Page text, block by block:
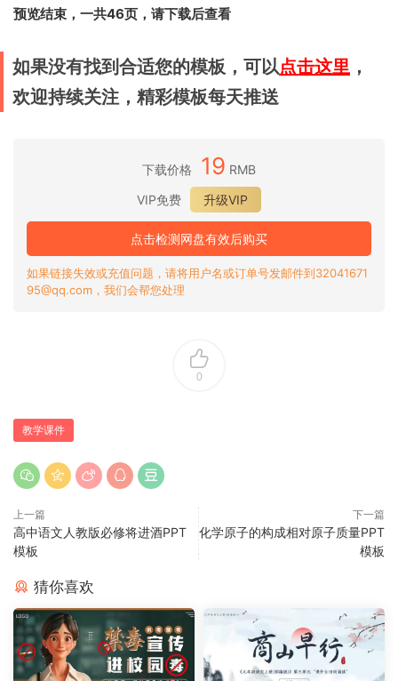
预览结束，一共46页，请下载后查看
如果没有找到合适您的模板，可以点击这里 ，
欢迎持续关注，精彩模板每天推送
下载价格 19 RMB
VIP免费
升级VIP
点击检测网盘有效后购买
如果链接失效或充值问题，请将用户名或订单号发邮件到32041671
95@qq.com，我们会帮您处理
0
教学课件
上一篇
高中语文人教版必修将进酒PPT
模板
下一篇
化学原子的构成相对原子质量PPT
模板
猜你喜欢